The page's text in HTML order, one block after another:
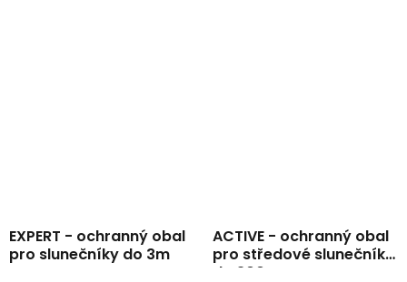
EXPERT - ochranný obal
pro slunečníky do 3m
ACTIVE - ochranný obal
pro středové slunečníky
do 300 cm